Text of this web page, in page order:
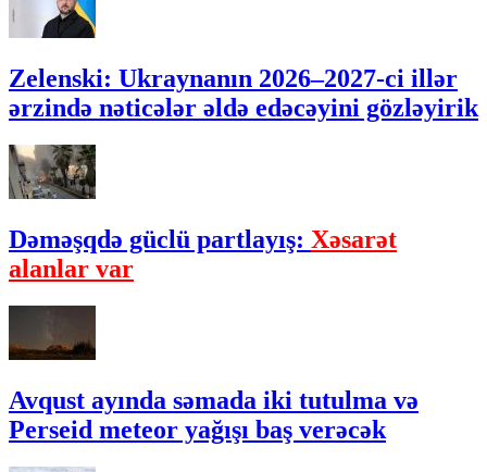
Zelenski: Ukraynanın 2026–2027-ci illər
ərzində nəticələr əldə edəcəyini gözləyirik
Dəməşqdə güclü partlayış: Xəsarət
alanlar var
Avqust ayında səmada iki tutulma və
Perseid meteor yağışı baş verəcək